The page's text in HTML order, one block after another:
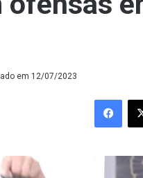
em 12/07/2023